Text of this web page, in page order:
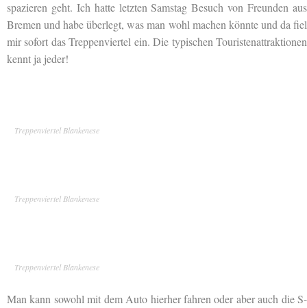
spazieren geht. Ich hatte letzten Samstag Besuch von Freunden aus
Bremen und habe überlegt, was man wohl machen könnte und da fiel
mir sofort das Treppenviertel ein. Die typischen Touristenattraktionen
kennt ja jeder!
Treppenviertel Blankenese
Treppenviertel Blankenese
Treppenviertel Blankenese
Man kann sowohl mit dem Auto hierher fahren oder aber auch die S-